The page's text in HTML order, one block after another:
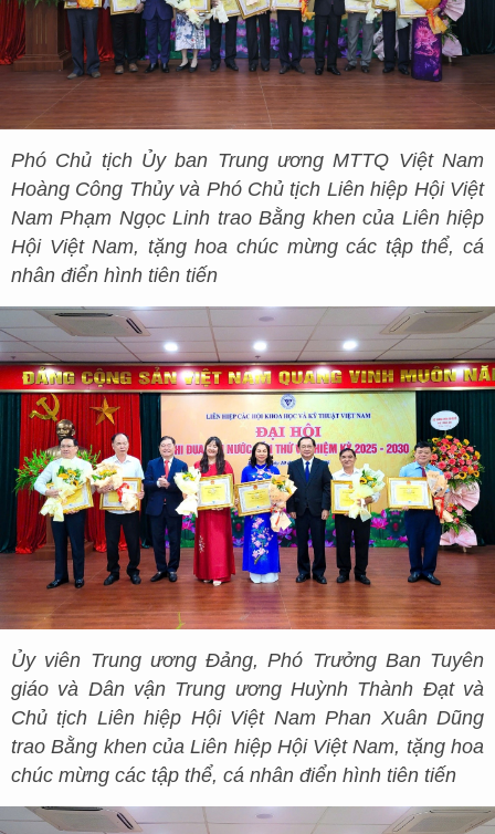
Phó Chủ tịch Ủy ban Trung ương MTTQ Việt Nam
Hoàng Công Thủy và Phó Chủ tịch Liên hiệp Hội Việt
Nam Phạm Ngọc Linh trao Bằng khen của Liên hiệp
Hội Việt Nam, tặng hoa chúc mừng các tập thể, cá
nhân điển hình tiên tiến
Ủy viên Trung ương Đảng, Phó Trưởng Ban Tuyên
giáo và Dân vận Trung ương Huỳnh Thành Đạt và
Chủ tịch Liên hiệp Hội Việt Nam Phan Xuân Dũng
trao Bằng khen của Liên hiệp Hội Việt Nam, tặng hoa
chúc mừng các tập thể, cá nhân điển hình tiên tiến